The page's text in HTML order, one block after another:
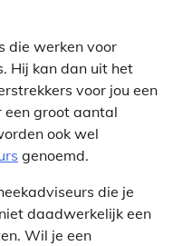
die werken voor
Hij kan dan uit het
voor jou een
een groot aantal
ook wel
genoemd.
die je
daadwerkelijk een
Wil je een